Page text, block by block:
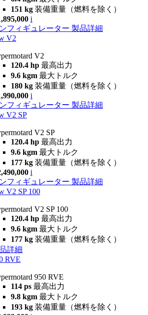
151 kg 装備重量（燃料を除く）
i
フィギュレーター 製品詳細
V2
V2
120.4 hp 最高出力
9.6 kgm 最大トルク
180 kg 装備重量（燃料を除く）
i
フィギュレーター 製品詳細
V2 SP
V2 SP
120.4 hp 最高出力
9.6 kgm 最大トルク
177 kg 装備重量（燃料を除く）
i
フィギュレーター 製品詳細
V2 SP 100
V2 SP 100
120.4 hp 最高出力
9.6 kgm 最大トルク
177 kg 装備重量（燃料を除く）
詳細
RVE
950 RVE
114 ps 最高出力
9.8 kgm 最大トルク
193 kg 装備重量（燃料を除く）